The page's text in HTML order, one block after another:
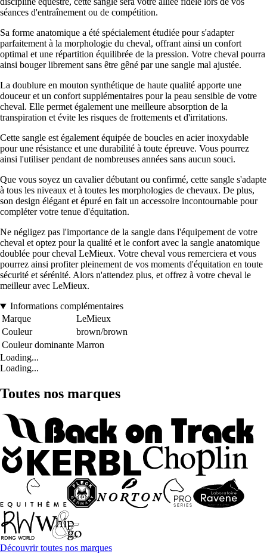
séances d'entraînement ou de compétition.
Sa forme anatomique a été spécialement étudiée pour s'adapter
parfaitement à la morphologie du cheval, offrant ainsi un confort
optimal et une répartition équilibrée de la pression. Votre cheval pourra
ainsi bouger librement sans être gêné par une sangle mal ajustée.
La doublure en mouton synthétique de haute qualité apporte une
douceur et un confort supplémentaires pour la peau sensible de votre
cheval. Elle permet également une meilleure absorption de la
transpiration et évite les risques de frottements et d'irritations.
Cette sangle est également équipée de boucles en acier inoxydable
pour une résistance et une durabilité à toute épreuve. Vous pourrez
ainsi l'utiliser pendant de nombreuses années sans aucun souci.
Que vous soyez un cavalier débutant ou confirmé, cette sangle s'adapte
à tous les niveaux et à toutes les morphologies de chevaux. De plus,
son design élégant et épuré en fait un accessoire incontournable pour
compléter votre tenue d'équitation.
Ne négligez pas l'importance de la sangle dans l'équipement de votre
cheval et optez pour la qualité et le confort avec la sangle anatomique
doublée pour cheval LeMieux. Votre cheval vous remerciera et vous
pourrez ainsi profiter pleinement de vos moments d'équitation en toute
sécurité et sérénité. Alors n'attendez plus, et offrez à votre cheval le
meilleur avec LeMieux.
Informations complémentaires
Marque
LeMieux
Couleur
brown/brown
Couleur dominante Marron
Loading...
Loading...
Toutes nos marques
Découvrir toutes nos marques